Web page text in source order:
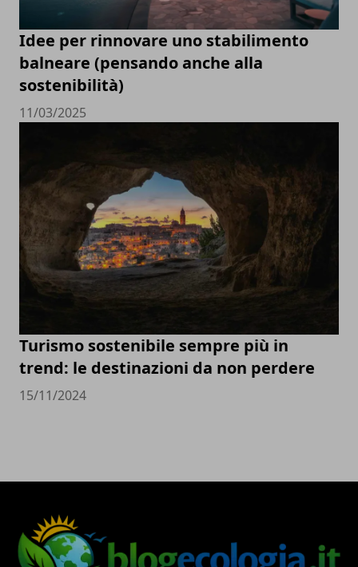
Idee per rinnovare uno stabilimento
balneare (pensando anche alla
sostenibilità)
11/03/2025
Turismo sostenibile sempre più in
trend: le destinazioni da non perdere
15/11/2024